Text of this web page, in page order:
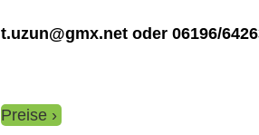
t.uzun@gmx.net oder 06196/
Preise